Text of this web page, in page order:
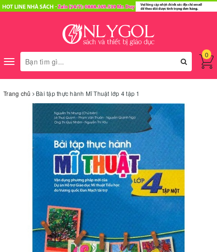
Toggle
navigation
0
Trang chủ Bài tập thực hành Mĩ Thuật lớp 4 tập 1